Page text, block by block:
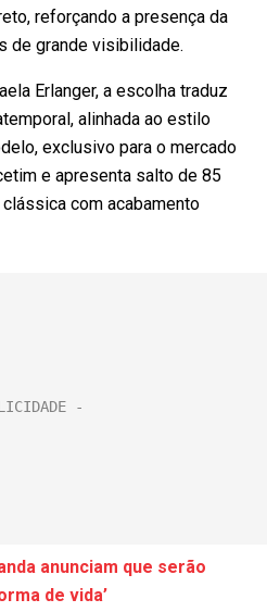
reforçando a presença da
de grande visibilidade.
Erlanger, a escolha traduz
alinhada ao estilo
exclusivo para o mercado
e apresenta salto de 85
com acabamento
anunciam que serão
de vida’